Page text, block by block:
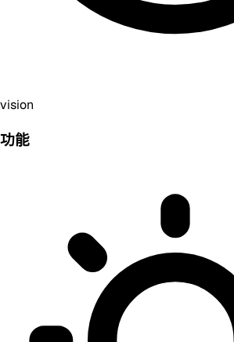
vision
功能